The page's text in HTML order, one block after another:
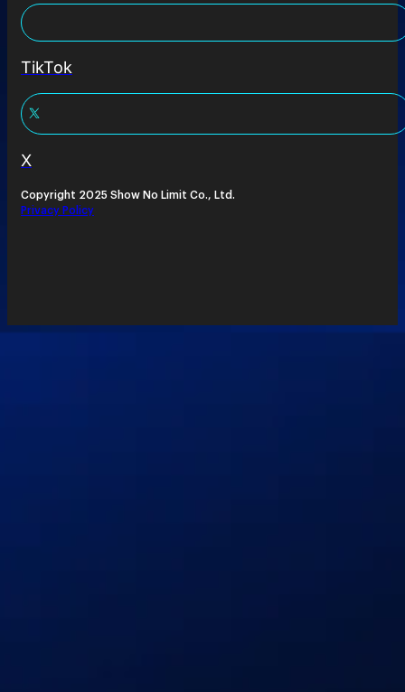
TikTok
X
Copyright 2025 Show No Limit Co., Ltd.
Privacy Policy